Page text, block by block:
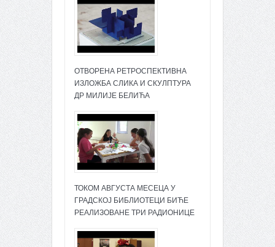
ОТВОРЕНА РЕТРОСПЕКТИВНА
ИЗЛОЖБА СЛИКА И СКУЛПТУРА
ДР МИЛИЈЕ БЕЛИЋА
ТОКОМ АВГУСТА МЕСЕЦА У
ГРАДСКОЈ БИБЛИОТЕЦИ БИЋЕ
РЕАЛИЗОВАНЕ ТРИ РАДИОНИЦЕ